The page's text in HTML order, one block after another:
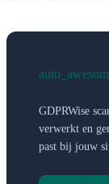
GDPRWise
verwerkt en
past bij jouw